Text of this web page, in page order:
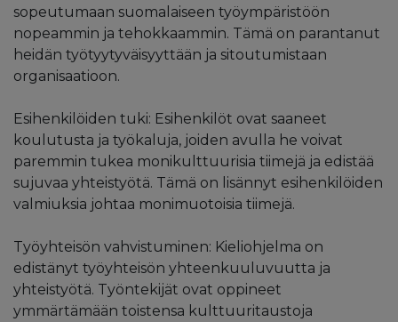
sopeutumaan suomalaiseen työympäristöön
nopeammin ja tehokkaammin. Tämä on parantanut
heidän työtyytyväisyyttään ja sitoutumistaan
organisaatioon.
Esihenkilöiden tuki: Esihenkilöt ovat saaneet
koulutusta ja työkaluja, joiden avulla he voivat
paremmin tukea monikulttuurisia tiimejä ja edistää
sujuvaa yhteistyötä. Tämä on lisännyt esihenkilöiden
valmiuksia johtaa monimuotoisia tiimejä.
Työyhteisön vahvistuminen: Kieliohjelma on
edistänyt työyhteisön yhteenkuuluvuutta ja
yhteistyötä. Työntekijät ovat oppineet
ymmärtämään toistensa kulttuuritaustoja